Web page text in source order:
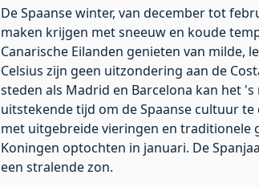
De Spaanse winter, van december tot
maken krijgen met sneeuw en koude
Canarische Eilanden genieten van milde,
Celsius zijn geen uitzondering aan de
steden als Madrid en Barcelona kan het
uitstekende tijd om de Spaanse cultuur
met uitgebreide vieringen en traditionele
Koningen optochten in januari. De
een stralende zon.